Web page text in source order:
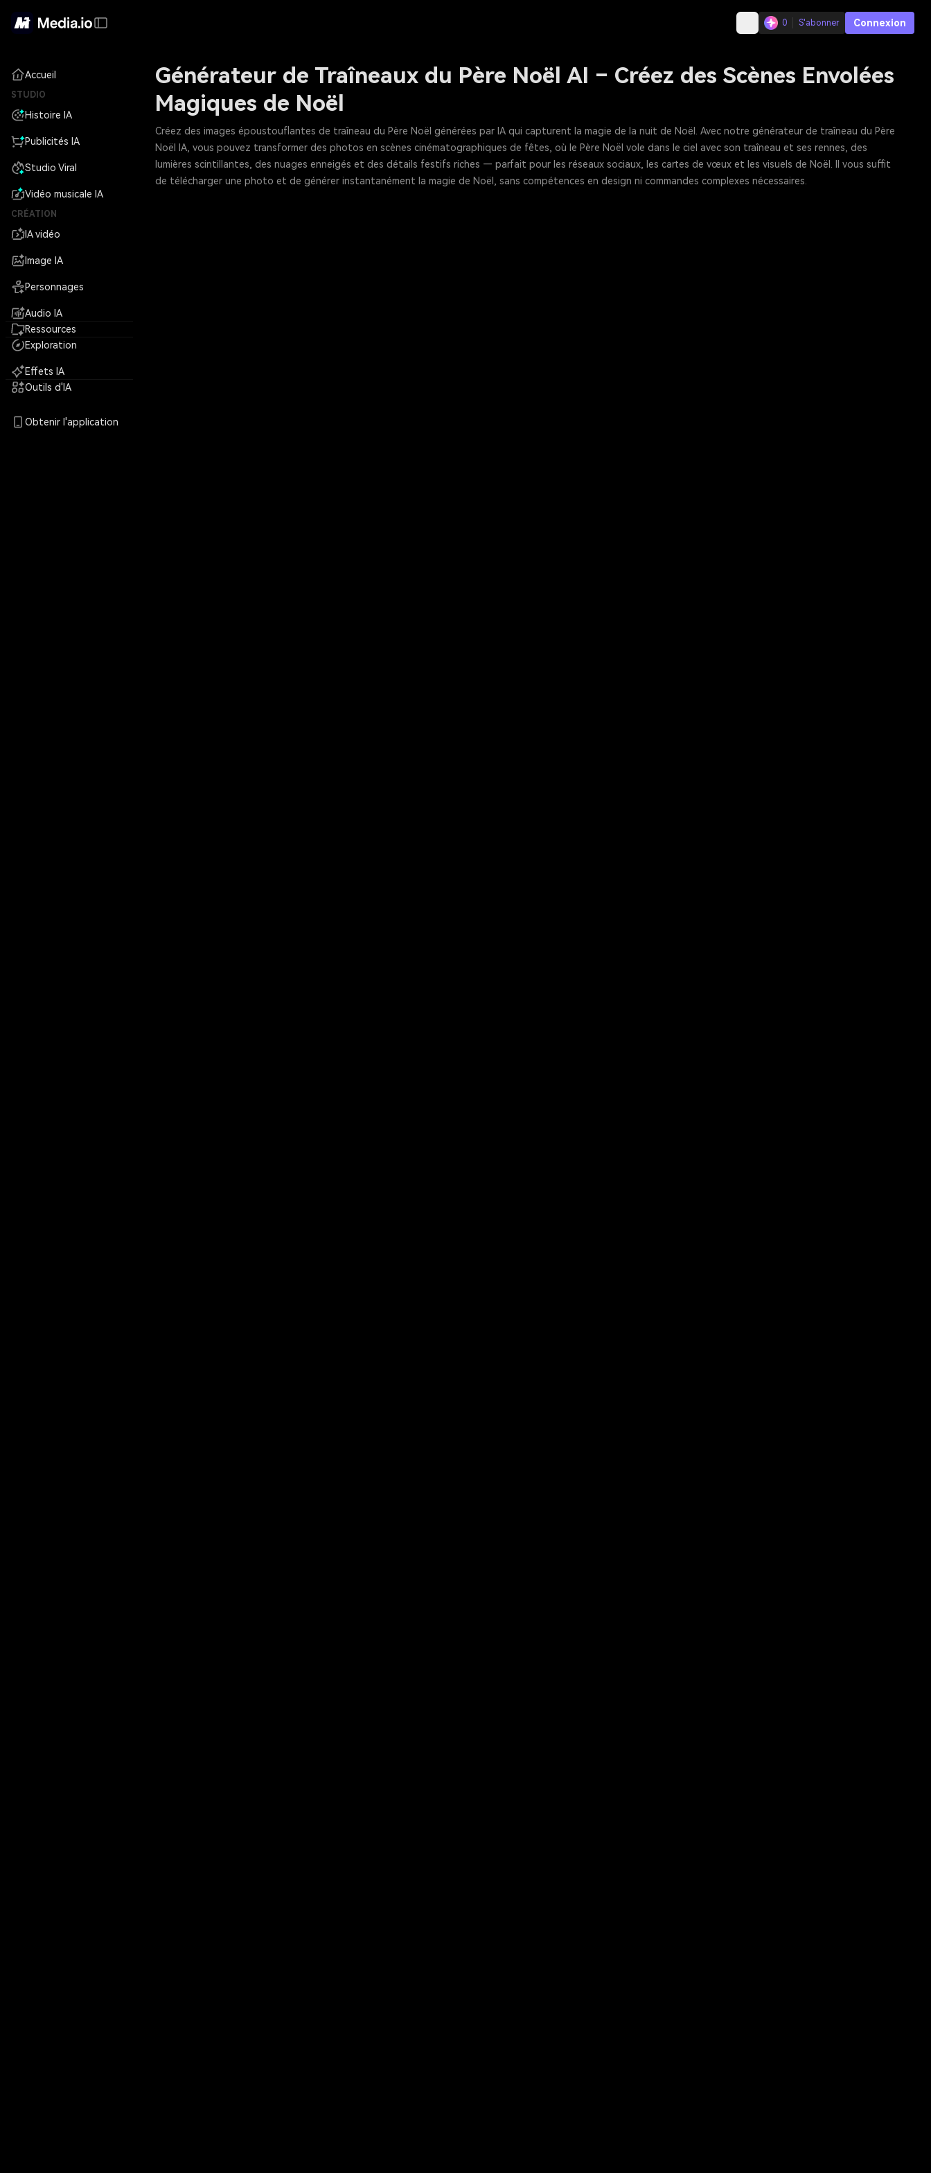
0 S'abonner Connexion
Accueil
STUDIO
Histoire IA
Publicités IA
Studio Viral
Vidéo musicale IA
CRÉATION
IA vidéo
Image IA
Personnages
Audio IA
Ressources
Exploration
Effets IA
Outils d'IA
Obtenir l'application
Générateur de Traîneaux du Père Noël AI – Créez des Scènes Envolées
Magiques de Noël
Créez des images époustouflantes de traîneau du Père Noël générées par IA qui capturent la magie de la nuit de Noël. Avec notre générateur de traîneau du Père
Noël IA, vous pouvez transformer des photos en scènes cinématographiques de fêtes, où le Père Noël vole dans le ciel avec son traîneau et ses rennes, des
lumières scintillantes, des nuages enneigés et des détails festifs riches — parfait pour les réseaux sociaux, les cartes de vœux et les visuels de Noël. Il vous suffit
de télécharger une photo et de générer instantanément la magie de Noël, sans compétences en design ni commandes complexes nécessaires.